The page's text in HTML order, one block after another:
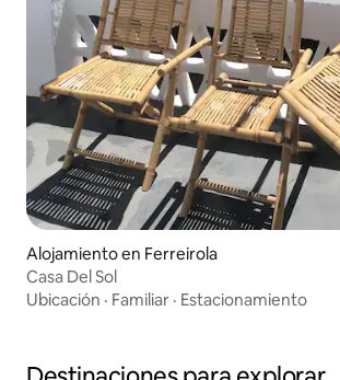
Alojamiento en Ferreirola
Casa Del Sol
Ubicación · Familiar · Estacionamiento